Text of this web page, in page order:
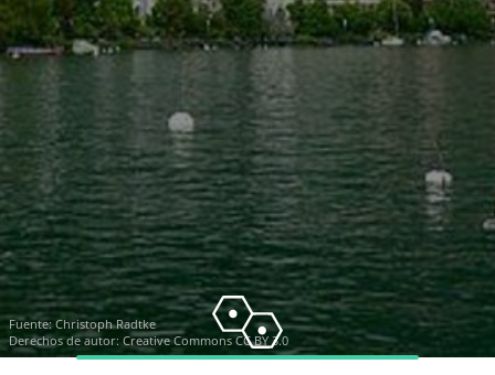
Fuente: Christoph Radtke
Derechos de autor: Creative Commons CC BY 3.0